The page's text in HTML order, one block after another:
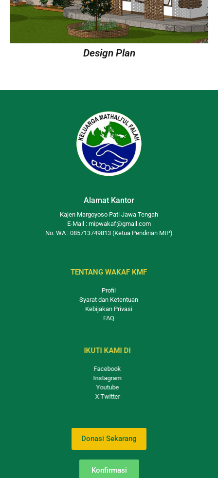
Design Plan
Alamat Kantor
Kajen Margoyoso Pati Jawa Tengah
E-Mail : mipwakaf@gmail.com
No. WA : 085713749813 (Ketua Pendirian MIP)
TENTANG WAKAF KMF
Profil
Syarat dan Ketentuan
Kebijakan Privasi
FAQ
IKUTI KAMI DI
Facebook
Instagram
Youtube
X Twitter
Donasi Sekarang
Konfirmasi